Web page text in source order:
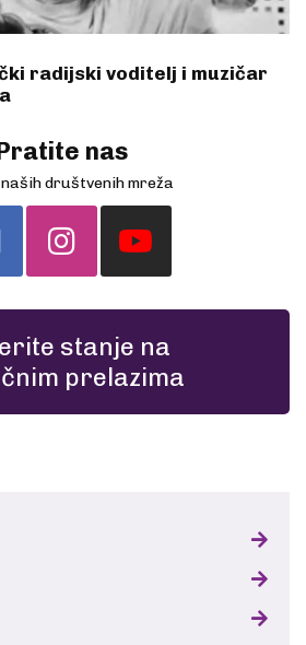
radijski voditelj i muzičar
nas
društvenih mreža
stanje na
prelazima